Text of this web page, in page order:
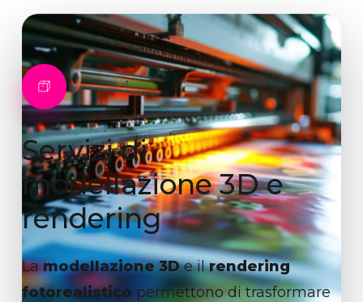
Servizi di
modellazione 3D e
rendering
Lamodellazione 3De ilrendering
fotorealistico permettono di trasformare